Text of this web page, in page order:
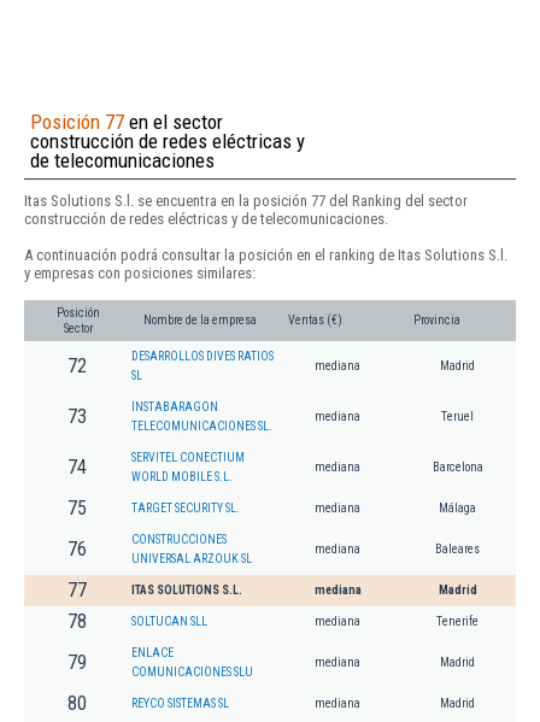
Posición 77 en el sector
construcción de redes eléctricas y
de telecomunicaciones
Itas Solutions S.l. se encuentra en la posición 77 del Ranking del sector
construcción de redes eléctricas y de telecomunicaciones.
A continuación podrá consultar la posición en el ranking de Itas Solutions S.l.
y empresas con posiciones similares:
Posición
Sector
Nombre de la empresa Ventas (€) Provincia
72
DESARROLLOS DIVES RATIOS
SL
mediana Madrid
73
INSTABARAGON
TELECOMUNICACIONES SL.
mediana Teruel
74
SERVITEL CONECTIUM
WORLD MOBILE S.L.
mediana Barcelona
75 TARGET SECURITY SL. mediana Málaga
76
CONSTRUCCIONES
UNIVERSAL ARZOUK SL
mediana Baleares
77 ITAS SOLUTIONS S.L. mediana Madrid
78 SOLTUCAN SLL mediana Tenerife
79
ENLACE
COMUNICACIONES SLU
mediana Madrid
80 REYCO SISTEMAS SL mediana Madrid